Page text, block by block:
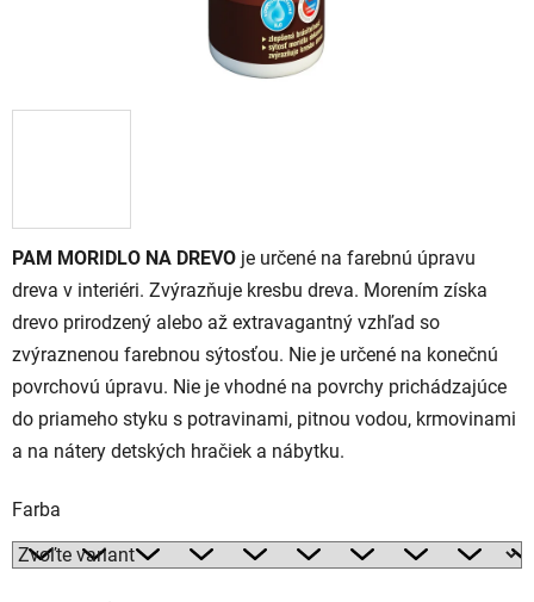
PAM MORIDLO NA DREVO je určené na farebnú úpravu
dreva v interiéri. Zvýrazňuje kresbu dreva. Morením získa
drevo prirodzený alebo až extravagantný vzhľad so
zvýraznenou farebnou sýtosťou. Nie je určené na konečnú
povrchovú úpravu. Nie je vhodné na povrchy prichádzajúce
do priameho styku s potravinami, pitnou vodou, krmovinami
a na nátery detských hračiek a nábytku.
Farba